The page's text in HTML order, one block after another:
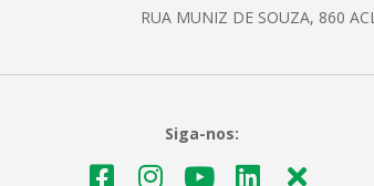
RUA MUNIZ DE SOUZA, 860
Siga-nos: